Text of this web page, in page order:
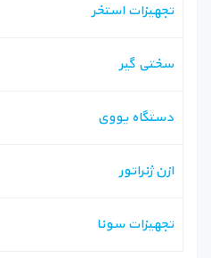
تجهیزات استخر
سختی گیر
دستگاه یووی
ازن ژنراتور
تجهیزات سونا